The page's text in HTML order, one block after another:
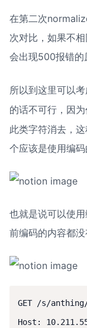
在第二次
次对比，如果不
会出现500报错的
所以到这里可以考
的话不可行，因
此类字符消去，
个应该是使用编
也就是说可以使
前编码的内容都
GET /s/
Host: